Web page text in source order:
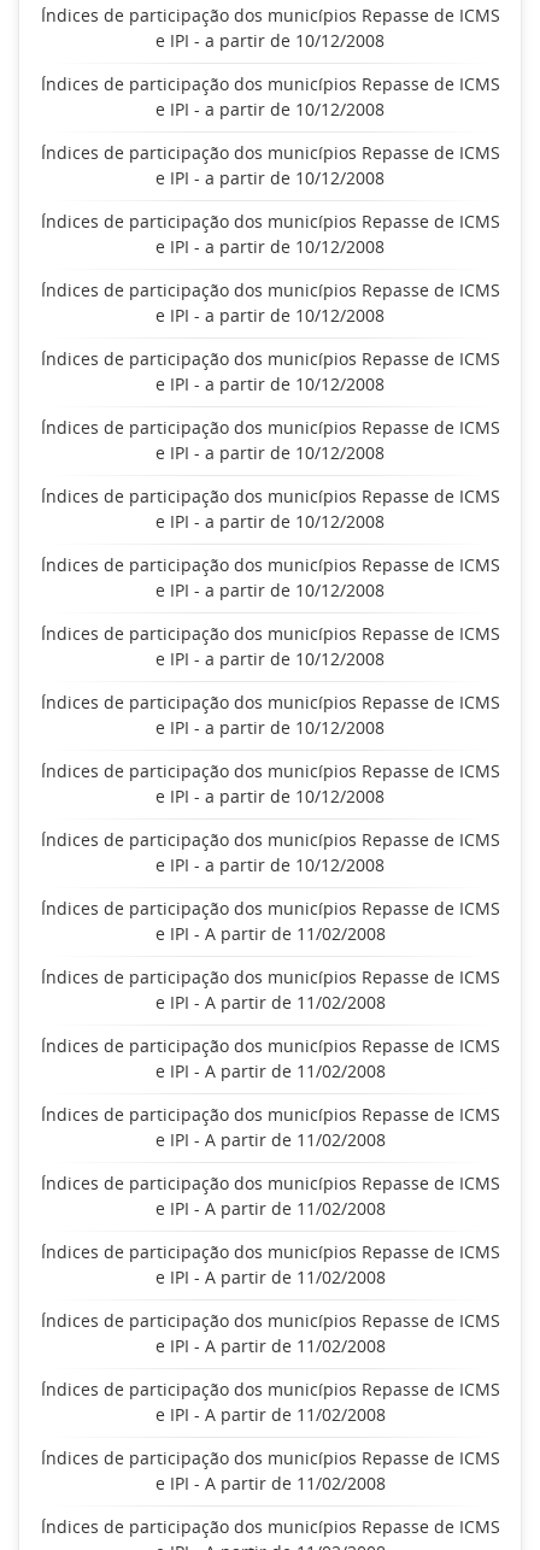
Índices de participação dos municípios Repasse de ICMS
e IPI - a partir de 10/12/2008
Índices de participação dos municípios Repasse de ICMS
e IPI - a partir de 10/12/2008
Índices de participação dos municípios Repasse de ICMS
e IPI - a partir de 10/12/2008
Índices de participação dos municípios Repasse de ICMS
e IPI - a partir de 10/12/2008
Índices de participação dos municípios Repasse de ICMS
e IPI - a partir de 10/12/2008
Índices de participação dos municípios Repasse de ICMS
e IPI - a partir de 10/12/2008
Índices de participação dos municípios Repasse de ICMS
e IPI - a partir de 10/12/2008
Índices de participação dos municípios Repasse de ICMS
e IPI - a partir de 10/12/2008
Índices de participação dos municípios Repasse de ICMS
e IPI - a partir de 10/12/2008
Índices de participação dos municípios Repasse de ICMS
e IPI - a partir de 10/12/2008
Índices de participação dos municípios Repasse de ICMS
e IPI - a partir de 10/12/2008
Índices de participação dos municípios Repasse de ICMS
e IPI - a partir de 10/12/2008
Índices de participação dos municípios Repasse de ICMS
e IPI - a partir de 10/12/2008
Índices de participação dos municípios Repasse de ICMS
e IPI - A partir de 11/02/2008
Índices de participação dos municípios Repasse de ICMS
e IPI - A partir de 11/02/2008
Índices de participação dos municípios Repasse de ICMS
e IPI - A partir de 11/02/2008
Índices de participação dos municípios Repasse de ICMS
e IPI - A partir de 11/02/2008
Índices de participação dos municípios Repasse de ICMS
e IPI - A partir de 11/02/2008
Índices de participação dos municípios Repasse de ICMS
e IPI - A partir de 11/02/2008
Índices de participação dos municípios Repasse de ICMS
e IPI - A partir de 11/02/2008
Índices de participação dos municípios Repasse de ICMS
e IPI - A partir de 11/02/2008
Índices de participação dos municípios Repasse de ICMS
e IPI - A partir de 11/02/2008
Índices de participação dos municípios Repasse de ICMS